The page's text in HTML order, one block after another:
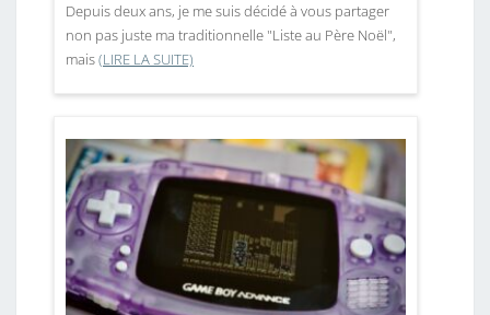
Depuis deux ans, je me suis décidé à vous partager
non pas juste ma traditionnelle "Liste au Père Noël",
mais(LIRE LA SUITE)